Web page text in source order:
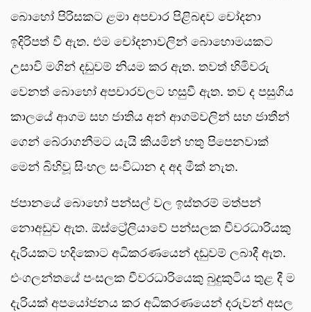
බොහෝ පිරිසකට ළමා අපචාර පිළිබඳව චෝදනා
ඉදිරිපත් වී ඇත. එම චෝදනාවලින් බොහොමයකට
උසාවි මගින් දඩුවම් නියම කර ඇත. තවත් හිමිවරු
වෙනත් බොහෝ අපචාරවලට හසුවී ඇත. තව ද පසුගිය
කාලයේ ආගම සහ ජාතිය අන් ආගම්වලින් සහ ජාතීන්
ගෙන් බේරාගනීමට යැයි කියමින් හතු පිපෙනවාක්
මෙන් බිහිවූ සිංහල සංවිධාන ද අද මීක් නැත.
ජපානයේ බොහෝ පන්සල් වල ඉස්තරම් මත්පන්
නොඅඩුව ඇත. ඕස්ට්‍රේලියාවේ පන්සලක චීවරධාරියකු
දැරියකට හදිකොට අධිකරණයෙන් දඬුවම් ලබාදී ඇත.
එංගලන්තයේ පංසලක චීවරධාරියෙකු බුදුකුටිය තුළ දී ම
දැරියක් අපයෝජනය කර අධිකරණයෙන් දරුවන් අසල